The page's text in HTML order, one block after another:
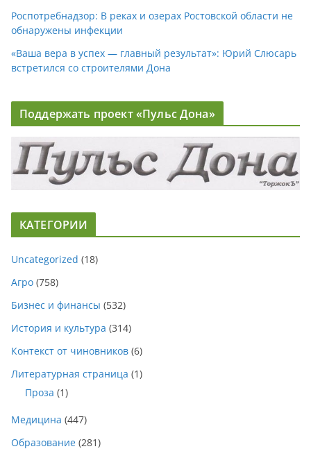
Роспотребнадзор: В реках и озерах Ростовской области не
обнаружены инфекции
«Ваша вера в успех — главный результат»: Юрий Слюсарь
встретился со строителями Дона
Поддержать проект «Пульс Дона»
КАТЕГОРИИ
Uncategorized (18)
Агро (758)
Бизнес и финансы (532)
История и культура (314)
Контекст от чиновников (6)
Литературная страница (1)
Проза (1)
Медицина (447)
Образование (281)